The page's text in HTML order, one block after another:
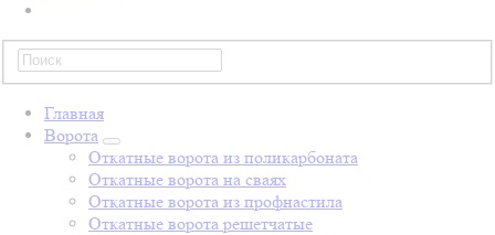
Главная
Ворота
Откатные ворота из поликарбоната
Откатные ворота на сваях
Откатные ворота из профнастила
Откатные ворота решетчатые